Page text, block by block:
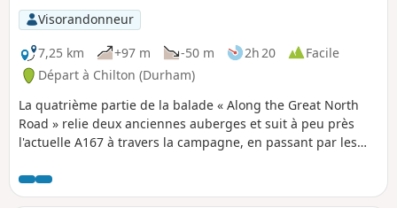
Visorandonneur
7,25 km
+97 m -50 m 2h 20
Facile
Départ à Chilton (Durham)
La quatrième partie de la balade « Along the Great North
Road » relie deux anciennes auberges et suit à peu près
l'actuelle A167 à travers la campagne, en passant par les
chemin, tu trouveras des traces de l'ancienne route postale
si tu fais attention.